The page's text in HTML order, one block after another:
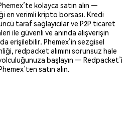
kolayca satın alın —
en verimli kripto borsası. Kredi
taraf sağlayıcılar ve P2P ticaret
ile güvenli ve anında alışverişin
erişilebilir. Phemex’in sezgisel
redpacket alımını sorunsuz hale
başlayın — Redpacket’i
satın alın.